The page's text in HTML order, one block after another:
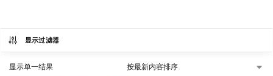
显示过滤器
显示单一结果